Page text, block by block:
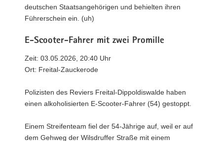
deutschen Staatsangehörigen und behielten ihren
Führerschein ein. (uh)
E-Scooter-Fahrer mit zwei Promille
Zeit: 03.05.2026, 20:40 Uhr
Ort: Freital-Zauckerode
Polizisten des Reviers Freital-Dippoldiswalde haben
einen alkoholisierten E-Scooter-Fahrer (54) gestoppt.
Einem Streifenteam fiel der 54-Jährige auf, weil er auf
dem Gehweg der Wilsdruffer Straße mit einem